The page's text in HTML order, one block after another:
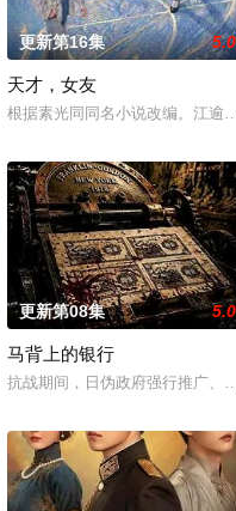
想低调扎纸维生，却因一具流
更新第16集 5.0
天才，女友
根据素光同同名小说改编。江逾
，麦香通过视频向米良宣告：
更新第08集 5.0
马背上的银行
抗战期间，日伪政府强行推广、